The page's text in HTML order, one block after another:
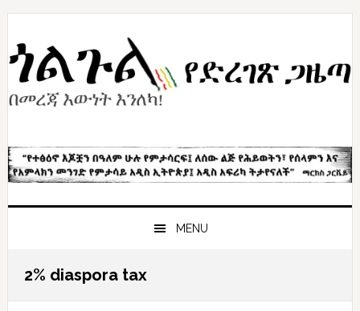
Skip
primary
navigation
Skip
content
Skip
primary
sidebar
MENU
2% diaspora tax